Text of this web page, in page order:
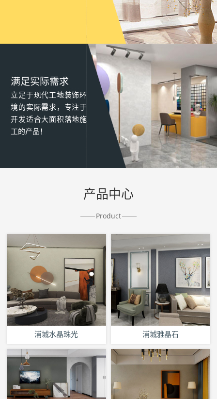
满足实际需求
立足于现代工地装饰环
境的实际需求，专注于
开发适合大面积落地施
工的产品！
产品中心
Product
浦城水晶珠光 浦城雅晶石